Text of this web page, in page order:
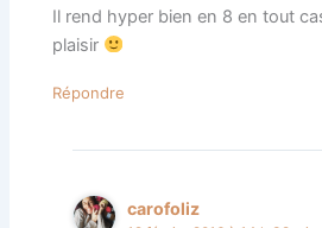
Il rend hyper bien en 8 en tout
plaisir
Répondre
carofoliz